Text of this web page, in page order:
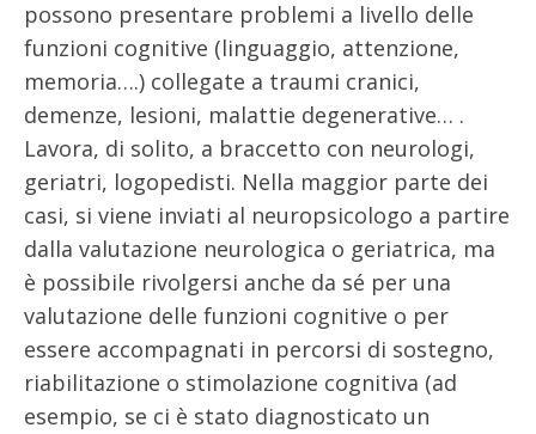
possono presentare problemi a livello delle
funzioni cognitive (linguaggio, attenzione,
memoria….) collegate a traumi cranici,
demenze, lesioni, malattie degenerative… .
Lavora, di solito, a braccetto con neurologi,
geriatri, logopedisti. Nella maggior parte dei
casi, si viene inviati al neuropsicologo a partire
dalla valutazione neurologica o geriatrica, ma
è possibile rivolgersi anche da sé per una
valutazione delle funzioni cognitive o per
essere accompagnati in percorsi di sostegno,
riabilitazione o stimolazione cognitiva (ad
esempio, se ci è stato diagnosticato un